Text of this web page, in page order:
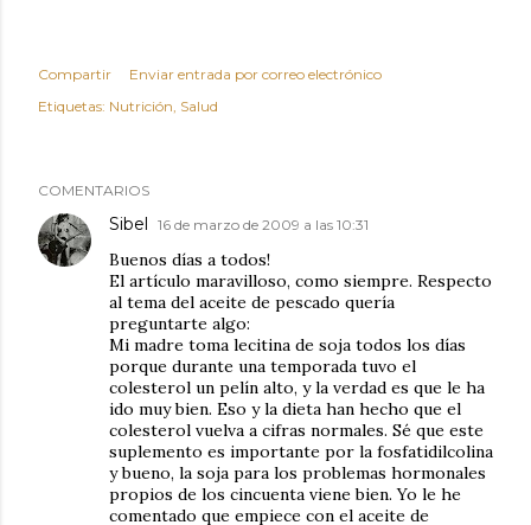
Compartir
Enviar entrada por correo electrónico
Etiquetas: Nutrición Salud
COMENTARIOS
Sibel 16 de marzo de 2009 a las 10:31
Buenos días a todos!
El artículo maravilloso, como siempre. Respecto
al tema del aceite de pescado quería
preguntarte algo:
Mi madre toma lecitina de soja todos los días
porque durante una temporada tuvo el
colesterol un pelín alto, y la verdad es que le ha
ido muy bien. Eso y la dieta han hecho que el
colesterol vuelva a cifras normales. Sé que este
suplemento es importante por la fosfatidilcolina
y bueno, la soja para los problemas hormonales
propios de los cincuenta viene bien. Yo le he
comentado que empiece con el aceite de